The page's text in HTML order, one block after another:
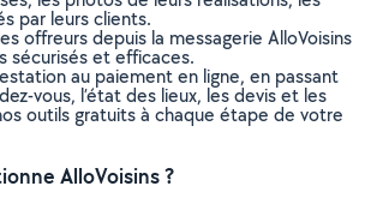
par leurs clients.
offreurs depuis la messagerie AlloVoisins
sécurisés et efficaces.
au paiement en ligne, en passant
vous, l’état des lieux, les devis et les
outils gratuits à chaque étape de votre
AlloVoisins ?